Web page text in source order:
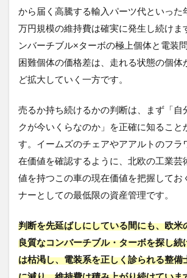
から届く高騰する輸入パーツ代といっ
万円規模の維持費は確実に発生し続けま
ンバーチブル×ターボの極上個体と電装
困難個体の価格差は、走れる状態の個体
ど拡大していく一方です。
売るか持ち続けるかの判断は、まず「自
クが今いくらなのか」を正確に知ること
す。イームズのチェアやアアルトのフラ
在価値を確認するように、北欧の工業芸
値を持つこの車の現在価値を把握してお
ナーとしての最低限の資産管理です。
判断を先延ばしにしている間にも、欧米
良質なコンバーチブル・ターボを探し続
は枯渇し、電装系を正しく診られる整備